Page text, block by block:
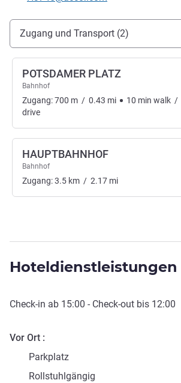
Erreichbarkeit und Anbindung
Zugang und Transport (2)
POTSDAMER PLATZ
Bahnhof
Zugang:700 m / 0.43 mi 10 min walk /
drive
HAUPTBAHNHOF
Bahnhof
Zugang:3.5 km / 2.17 mi
Hoteldienstleistungen
Check-in ab 15:00 - Check-out bis 12:00
Vor Ort
Parkplatz
Rollstuhlgängig